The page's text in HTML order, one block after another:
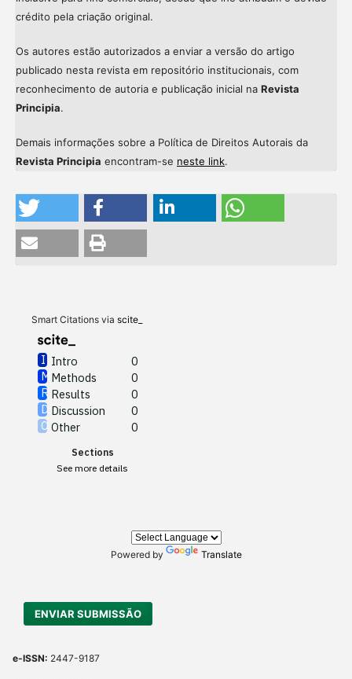
crédito pela criação original.
Os autores estão autorizados a enviar a versão do artigo
publicado nesta revista em repositório institucionais, com
reconhecimento de autoria e publicação inicial na Revista
Principia.
Demais informações sobre a Política de Direitos Autorais da
Revista Principia encontram-se neste link.
Smart Citations via scite_
Intro
0
Methods
0
Results
0
Discussion
0
Other
0
Sections
See more details
supports, mentions, or
contrasts the cited claim, and
Powered by Translate
ENVIAR SUBMISSÃO
e-ISSN: 2447-9187